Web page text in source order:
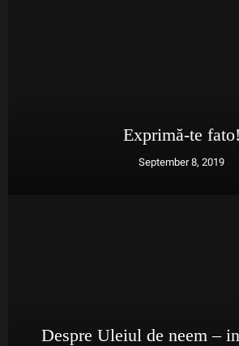
Exprimă-te fato!
September 8, 2019
Despre Uleiul de neem –